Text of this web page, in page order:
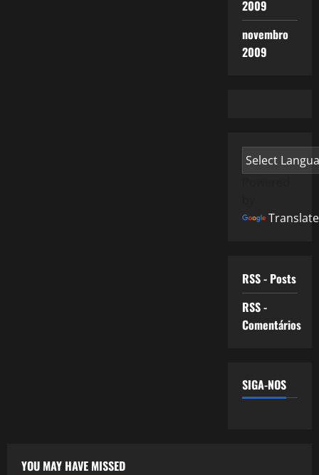
2009
novembro
2009
Translate
RSS - Posts
RSS -
Comentários
SIGA-NOS
YOU MAY HAVE MISSED